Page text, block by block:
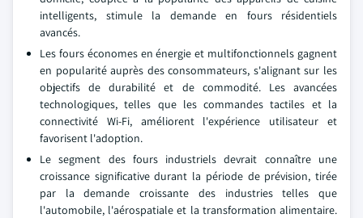
intelligents, stimule la demande en fours résidentiels
avancés.
Les fours économes en énergie et multifonctionnels gagnent
en popularité auprès des consommateurs, s'alignant sur les
objectifs de durabilité et de commodité. Les avancées
technologiques, telles que les commandes tactiles et la
connectivité Wi-Fi, améliorent l'expérience utilisateur et
favorisent l'adoption.
Le segment des fours industriels devrait connaître une
croissance significative durant la période de prévision, tirée
par la demande croissante des industries telles que
l'automobile, l'aérospatiale et la transformation alimentaire.